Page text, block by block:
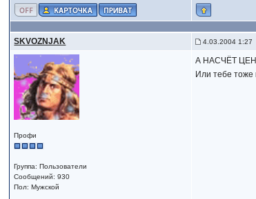
SKVOZNJAK 4.03.2004 1:27
Профи
Группа: Пользователи
Сообщений: 930
Пол: Мужской
А НАСЧЁТ
Или тебе тоже